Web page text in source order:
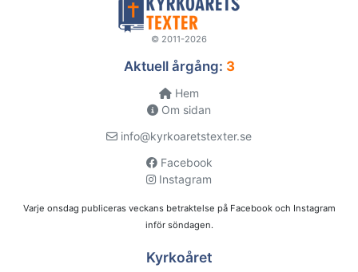
© 2011-2026
Aktuell årgång: 3
Hem
Om sidan
info@kyrkoaretstexter.se
Facebook
Instagram
Varje onsdag publiceras veckans betraktelse på Facebook och Instagram
inför söndagen.
Kyrkoåret